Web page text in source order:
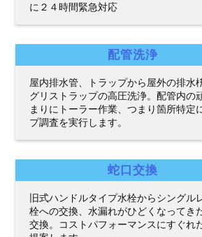
に２４時間緊急対応
配管洗浄
屋内排水管、トラップから屋外の排水
グリストラップの高圧洗浄。配管内の
まりにトーラー作業、つまり箇所特定
プ調査を実行します。
蛇口交換
旧式ハンドルタイプ水栓からシングル
栓への交換、水漏れがひどくなってき
交換。コストパフォーマンスにすぐれ